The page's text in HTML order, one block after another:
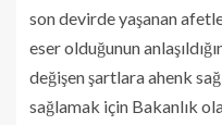
son devirde yaşanan
eser olduğunun
değişen şartlara ahenk
sağlamak için Bakanlık